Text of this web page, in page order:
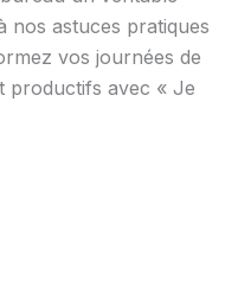
nos astuces pratiques
vos journées de
productifs avec « Je